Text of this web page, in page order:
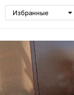
Избранные